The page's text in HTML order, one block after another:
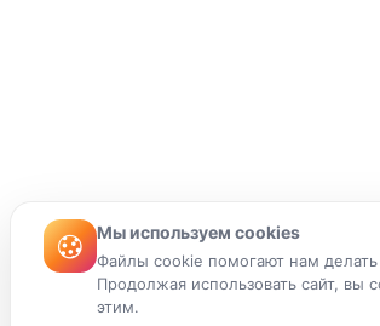
Мы используем cookies
Файлы cookie помогают нам
Продолжая использовать сайт, вы
этим.